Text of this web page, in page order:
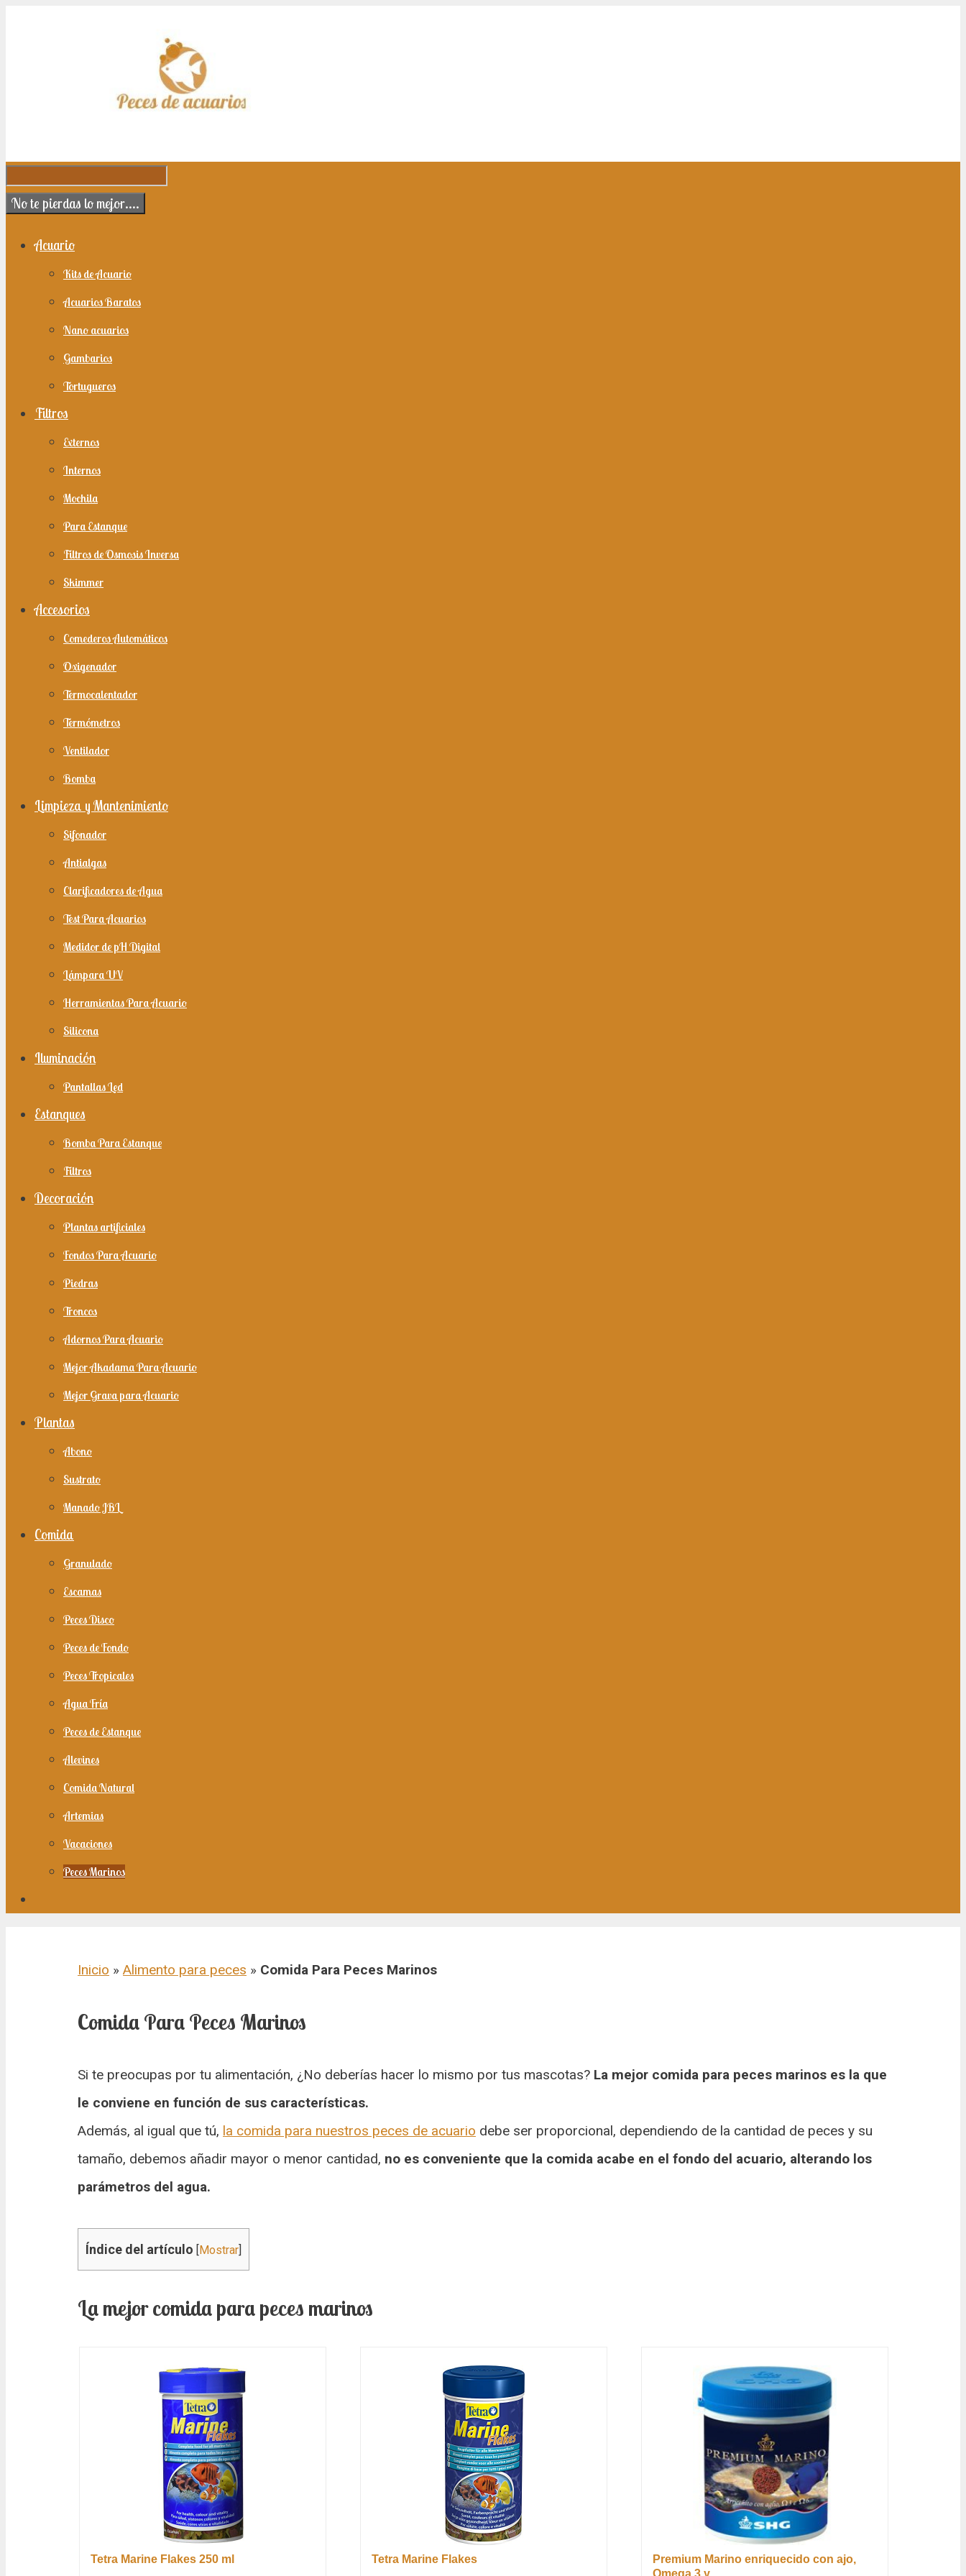
No te pierdas lo mejor....
Acuario
Kits de Acuario
Acuarios Baratos
Nano acuarios
Gambarios
Tortugueros
Filtros
Externos
Internos
Mochila
Para Estanque
Filtros de Osmosis Inversa
Skimmer
Accesorios
Comederos Automáticos
Oxigenador
Termocalentador
Termómetros
Ventilador
Bomba
Limpieza y Mantenimiento
Sifonador
Antialgas
Clarificadores de Agua
Test Para Acuarios
Medidor de pH Digital
Lámpara UV
Herramientas Para Acuario
Silicona
Iluminación
Pantallas Led
Estanques
Bomba Para Estanque
Filtros
Decoración
Plantas artificiales
Fondos Para Acuario
Piedras
Troncos
Adornos Para Acuario
Mejor Akadama Para Acuario
Mejor Grava para Acuario
Plantas
Abono
Sustrato
Manado JBL
Comida
Granulado
Escamas
Peces Disco
Peces de Fondo
Peces Tropicales
Agua Fría
Peces de Estanque
Alevines
Comida Natural
Artemias
Vacaciones
Peces Marinos
Inicio » Alimento para peces » Comida Para Peces Marinos
Comida Para Peces Marinos
Si te preocupas por tu alimentación, ¿No deberías hacer lo mismo por tus mascotas? La mejor comida para peces marinos es la que
le conviene en función de sus características.
Además, al igual que tú, la comida para nuestros peces de acuario debe ser proporcional, dependiendo de la cantidad de peces y su
tamaño, debemos añadir mayor o menor cantidad, no es conveniente que la comida acabe en el fondo del acuario, alterando los
parámetros del agua.
Índice del artículo [Mostrar]
La mejor comida para peces marinos
Tetra Marine Flakes 250 ml Tetra Marine Flakes
Premium Marino enriquecido con ajo,
Omega 3 y...